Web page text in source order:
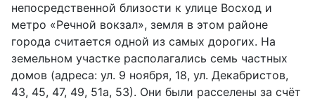
непосредственной близости к улице Восход и
метро «Речной вокзал», земля в этом районе
города считается одной из самых дорогих. На
земельном участке располагались семь частных
домов (адреса: ул. 9 ноября, 18, ул. Декабристов,
43, 45, 47, 49, 51а, 53). Они были расселены за счёт